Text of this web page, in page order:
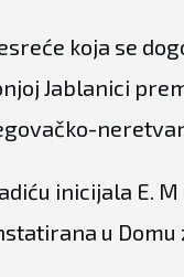
koja se
Jablanici
inicijala E.
u